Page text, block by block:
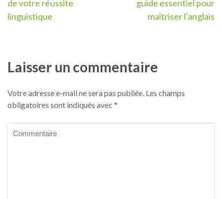
de
de votre réussite
linguistique
guide essentiel pour
maîtriser l’anglais
Laisser un commentaire
Votre adresse e-mail ne sera pas publiée. Les champs
obligatoires sont indiqués avec *